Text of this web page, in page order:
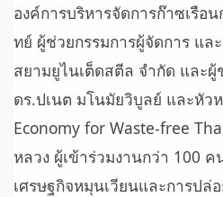
องค์การบริหารจัดการก๊าซเรือ
ทย์ ผู้ช่วยกรรมการผู้จัดการ แล
สยามยูไนเต็ดสตีล จำกัด และ
ดร.ปเนต มโนมัยวิบูลย์ และหัว
Economy for Waste-free
หลวง ผู้เข้าร่วมงานกว่า 100
เศรษฐกิจหมุนเวียนและการปล่